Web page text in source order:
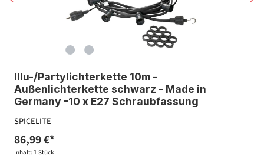
Illu-/Partylichterkette 10m -
Außenlichterkette schwarz - Made in
Germany -10 x E27 Schraubfassung
SPICELITE
86,99 €*
Inhalt: 1 Stück